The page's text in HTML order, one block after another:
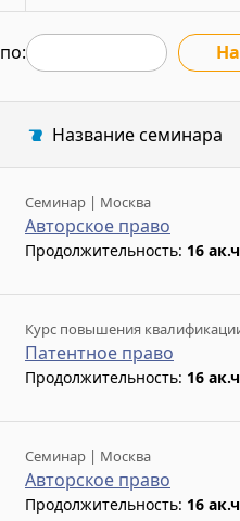
по:
Название семинара
Семинар | Москва
Авторское право
Продолжительность: 16
Курс повышения
Патентное право
Продолжительность: 16
Семинар | Москва
Авторское право
Продолжительность: 16